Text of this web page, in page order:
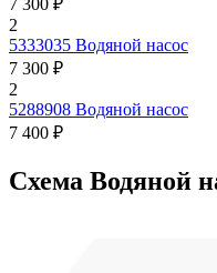
7 300 ₽
2
5333035 Водяной насос
7 300 ₽
2
5288908 Водяной насос
7 400 ₽
Схема Водяной